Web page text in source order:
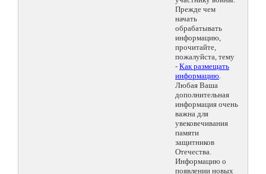
Прежде чем
начать
обрабатывать
информацию,
прочитайте,
пожалуйста, тему
- Как размещать
информацию.
Любая Ваша
дополнительная
информация очень
важна для
увековечивания
памяти
защитников
Отечества.
Информацию о
появлении новых